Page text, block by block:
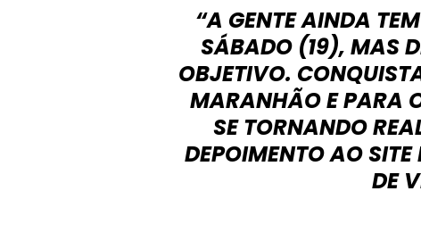
“A GENTE AINDA
SÁBADO (19), MAS
OBJETIVO.
MARANHÃO E PARA
SE TORNANDO
DEPOIMENTO AO
DE